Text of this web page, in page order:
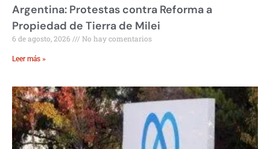
Argentina: Protestas contra Reforma a
Propiedad de Tierra de Milei
6 de agosto, 2026 No hay comentarios
Leer más »